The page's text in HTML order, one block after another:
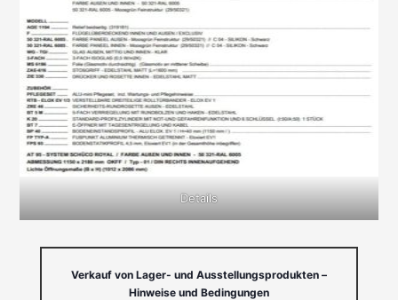
Details
Verkauf von Lager- und Ausstellungsprodukten –
Hinweise und Bedingungen